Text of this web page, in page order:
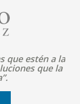
que estén a la
que la